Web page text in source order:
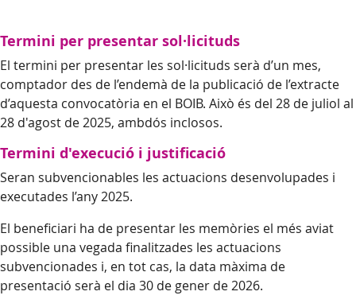
Termini per presentar sol·licituds
El termini per presentar les sol·licituds serà d’un mes,
comptador des de l’endemà de la publicació de l’extracte
d’aquesta convocatòria en el BOIB. Això és del 28 de juliol al
28 d'agost de 2025, ambdós inclosos.
Termini d'execució i justificació
Seran subvencionables les actuacions desenvolupades i
executades l’any 2025.
El beneficiari ha de presentar les memòries el més aviat
possible una vegada finalitzades les actuacions
subvencionades i, en tot cas, la data màxima de
presentació serà el dia 30 de gener de 2026.